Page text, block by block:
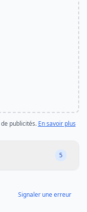
publicités. En savoir plus
5
Signaler une erreur